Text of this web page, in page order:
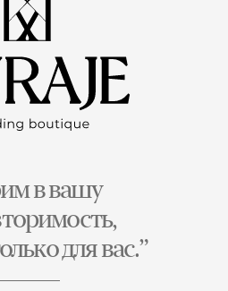
в вашу
для вас.”